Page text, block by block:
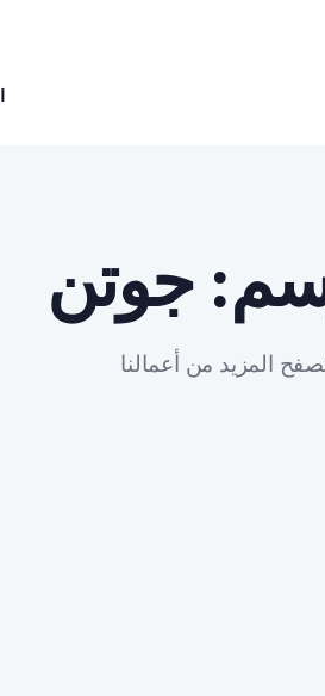
جوتن
المزيد من أعمالنا